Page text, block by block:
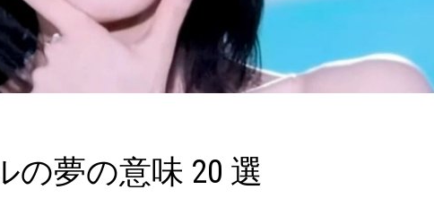
の夢の意味 20 選